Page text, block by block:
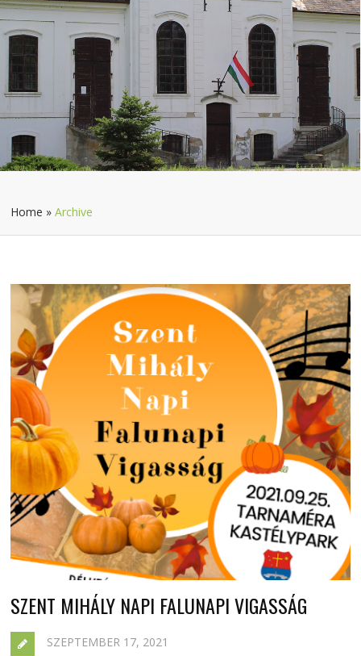
Home »Archive
SZENT MIHÁLY NAPI FALUNAPI VIGASSÁG
SZEPTEMBER 17, 2021